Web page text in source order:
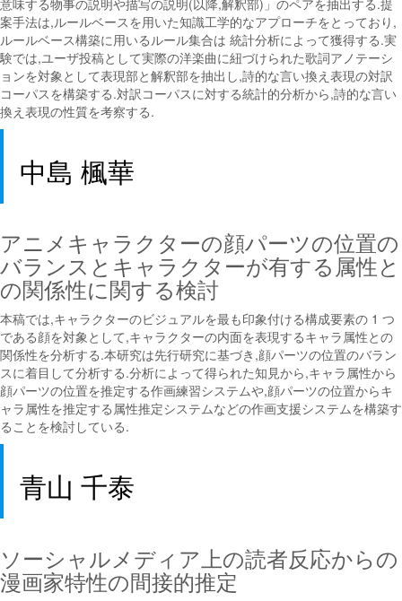
案手法は,ルールベースを用いた知識工学的なアプローチをとっており,
ルールベース構築に用いるルール集合は 統計分析によって獲得する.実
験では,ユーザ投稿として実際の洋楽曲に紐づけられた歌詞アノテーシ
ョンを対象として表現部と解釈部を抽出し,詩的な言い換え表現の対訳
コーパスを構築する.対訳コーパスに対する統計的分析から,詩的な言い
換え表現の性質を考察する.
中島 楓華
アニメキャラクターの顔パーツの位置の
バランスとキャラクターが有する属性と
の関係性に関する検討
本稿では,キャラクターのビジュアルを最も印象付ける構成要素の 1 つ
である顔を対象として,キャラクターの内面を表現するキャラ属性との
関係性を分析する.本研究は先行研究に基づき,顔パーツの位置のバラン
スに着目して分析する.分析によって得られた知見から,キャラ属性から
顔パーツの位置を推定する作画練習システムや,顔パーツの位置からキ
ャラ属性を推定する属性推定システムなどの作画支援システムを構築す
ることを検討している.
青山 千泰
ソーシャルメディア上の読者反応からの
漫画家特性の間接的推定